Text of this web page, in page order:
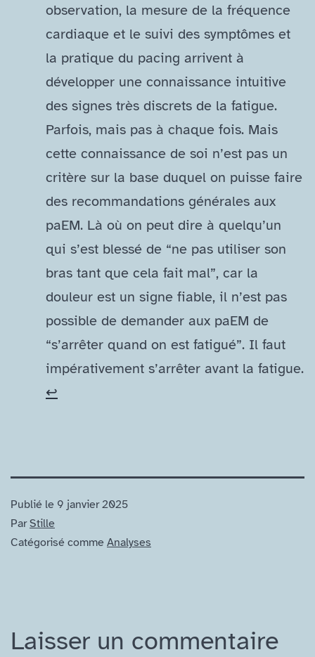
observation, la mesure de la fréquence
cardiaque et le suivi des symptômes et
la pratique du pacing arrivent à
développer une connaissance intuitive
des signes très discrets de la fatigue.
Parfois, mais pas à chaque fois. Mais
cette connaissance de soi n’est pas un
critère sur la base duquel on puisse faire
des recommandations générales aux
paEM. Là où on peut dire à quelqu’un
qui s’est blessé de “ne pas utiliser son
bras tant que cela fait mal”, car la
douleur est un signe fiable, il n’est pas
possible de demander aux paEM de
“s’arrêter quand on est fatigué”. Il faut
impérativement s’arrêter avant la fatigue.
↩︎
Publié le 9 janvier 2025
ParStille
Catégorisé comme Analyses
Laisser un commentaire